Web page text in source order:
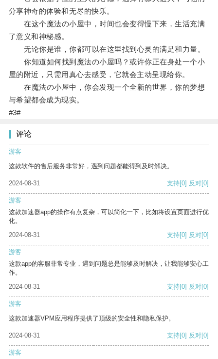
分享神奇的体验和无尽的快乐。
在这个魔法の小屋中，时间也会变得慢下来，生活充满
了意义和神秘感。
无论你是谁，你都可以在这里找到心灵的满足和力量。
你知道如何找到魔法の小屋吗？或许你正在身处一个小
屋的附近，只需用真心去感受，它就会主动呈现给你。
在魔法の小屋中，你会发现一个全新的世界，你的梦想
与希望都会成为现实。
#3#
评论
游客
这款软件的售后服务非常好，遇到问题都能得到及时解决。
2024-08-31 支持[0] 反对[0]
游客
这款加速器app的操作有点复杂，可以简化一下，比如将设置页面进行优
化。
2024-08-31
支持[0] 反对[0]
游客
这款app的客服非常专业，遇到问题总是能够及时解决，让我能够安心工
作。
2024-08-31
支持[0] 反对[0]
游客
这款加速器VPM应用程序提供了顶级的安全性和隐私保护。
2024-08-31 支持[0] 反对[0]
游客